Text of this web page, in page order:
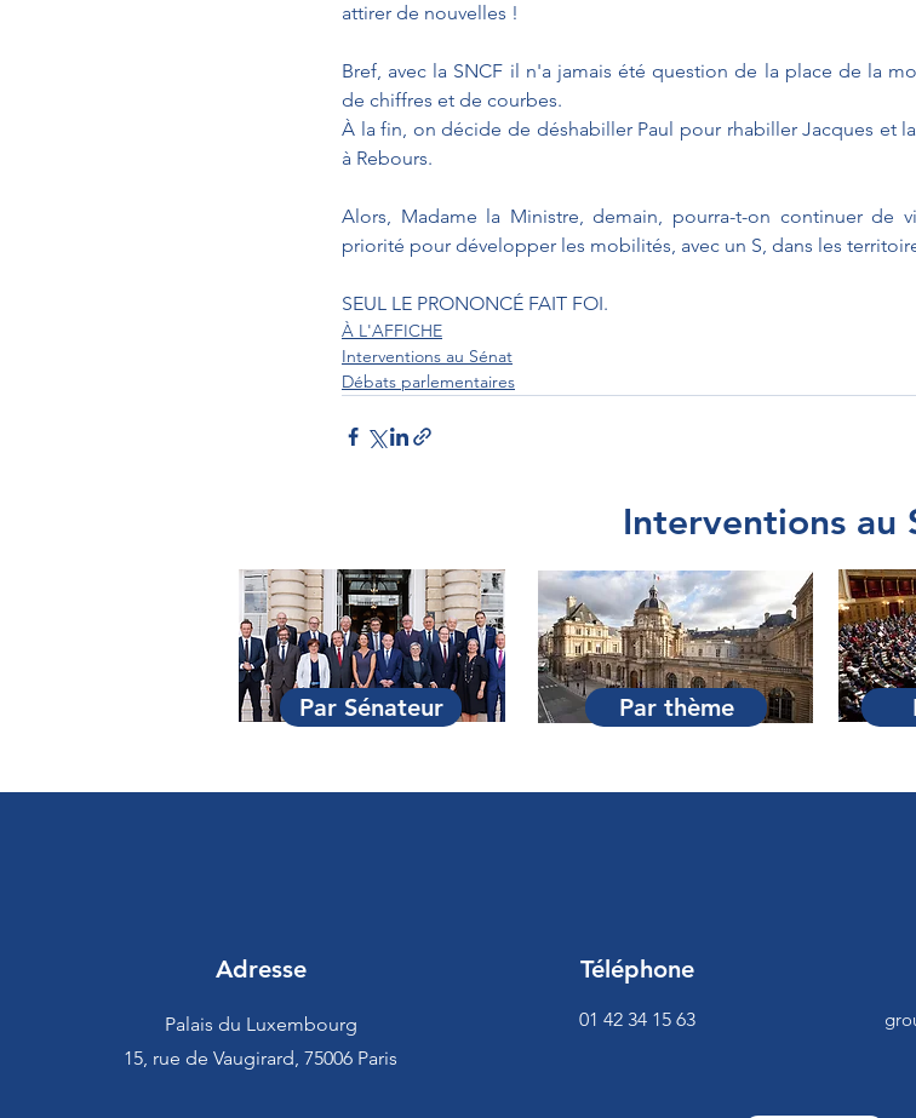
attirer de nouvelles !
Bref, avec la SNCF il n'a jamais été question de la place de la
de chiffres et de courbes.
À la fin, on décide de déshabiller Paul pour rhabiller Jacques et
à Rebours.
Alors, Madame la Ministre, demain, pourra-t-on continuer de
priorité pour développer les mobilités, avec un S, dans les
SEUL LE PRONONCÉ FAIT FOI.
À L'AFFICHE
Interventions au Sénat
Débats parlementaires
Interventions au
Par Sénateur Par thème
Adresse
Palais du Luxembourg
15, rue de Vaugirard, 75006 Paris
Téléphone
01 42 34 15 63